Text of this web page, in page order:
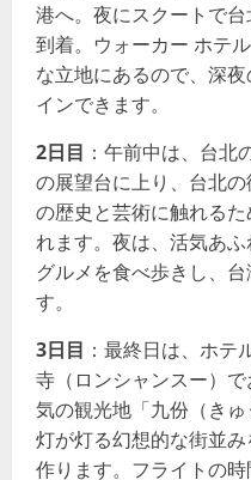
港へ。夜にスクートで
到着。ウォーカー ホテ
な立地にあるので、深
インできます。
2日目 ：午前中は、台北
の展望台に上り、台北
の歴史と芸術に触れる
れます。夜は、活気あ
グルメを食べ歩きし、
す。
3日目 ：最終日は、ホテ
寺（ロンシャンスー）
気の観光地「九份（き
灯が灯る幻想的な街並
作ります。フライトの時